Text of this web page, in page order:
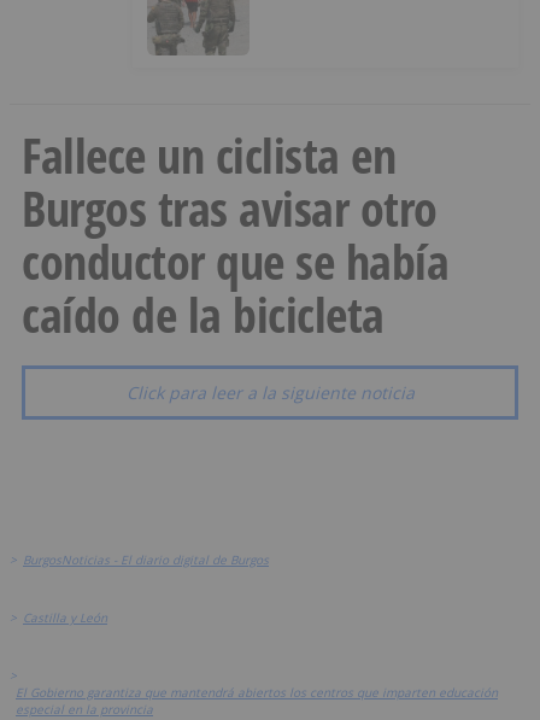
Fallece un ciclista en
Burgos tras avisar otro
conductor que se había
caído de la bicicleta
Click para leer a la siguiente noticia
> BurgosNoticias - El diario digital de Burgos
> Castilla y León
>
El Gobierno garantiza que mantendrá abiertos los centros que imparten educación
especial en la provincia